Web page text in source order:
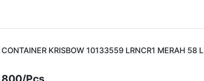
CONTAINER KRISBOW 10133559 LRNCR1 MERAH 58 L